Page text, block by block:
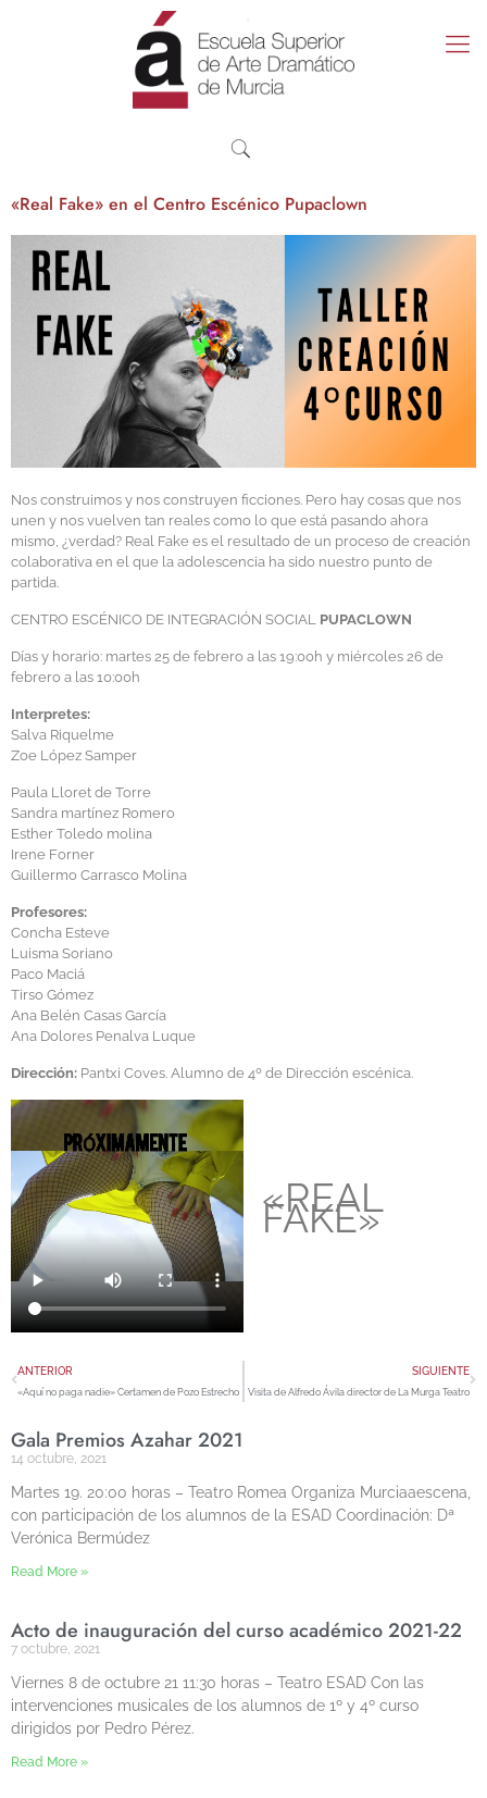
«Real Fake» en el Centro Escénico Pupaclown
Nos construimos y nos construyen ficciones. Pero hay cosas que nos
unen y nos vuelven tan reales como lo que está pasando ahora
mismo, ¿verdad? Real Fake es el resultado de un proceso de creación
colaborativa en el que la adolescencia ha sido nuestro punto de
partida.
CENTRO ESCÉNICO DE INTEGRACIÓN SOCIAL PUPACLOWN
Días y horario: martes 25 de febrero a las 19:00h y miércoles 26 de
febrero a las 10:00h
Interpretes:
Salva Riquelme
Zoe López Samper
Paula Lloret de Torre
Sandra martínez Romero
Esther Toledo molina
Irene Forner
Guillermo Carrasco Molina
Profesores:
Concha Esteve
Luisma Soriano
Paco Maciá
Tirso Gómez
Ana Belén Casas García
Ana Dolores Penalva Luque
Dirección: Pantxi Coves. Alumno de 4º de Dirección escénica.
«REAL
FAKE»
ANTERIOR
«Aquí no paga nadie» Certamen de Pozo Estrecho
SIGUIENTE
Visita de Alfredo Ávila director de La Murga Teatro
Gala Premios Azahar 2021
14 octubre, 2021
Martes 19. 20:00 horas – Teatro Romea Organiza Murciaaescena,
con participación de los alumnos de la ESAD Coordinación: Dª
Verónica Bermúdez
Read More »
Acto de inauguración del curso académico 2021-22
7 octubre, 2021
Viernes 8 de octubre 21 11:30 horas – Teatro ESAD Con las
intervenciones musicales de los alumnos de 1º y 4º curso
dirigidos por Pedro Pérez.
Read More »